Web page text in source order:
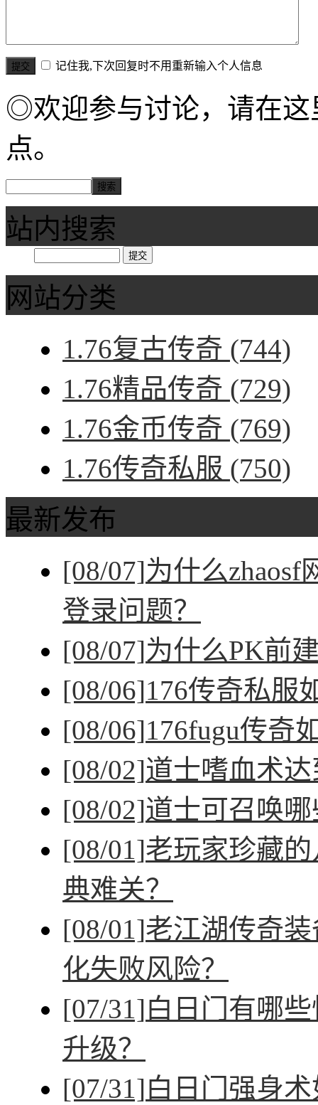
记住我,下次回复时不用重新输入个人信息
◎欢迎参与讨论，请在这
点。
站内搜索
网站分类
1.76复古传奇 (744)
1.76精品传奇 (729)
1.76金币传奇 (769)
1.76传奇私服 (750)
最新发布
[08/07]为什么
登录问题？
[08/07]为什么PK前
[08/06]176传奇私服
[08/06]176fugu传奇
[08/02]道士嗜血术
[08/02]道士可召唤
[08/01]老玩家珍藏
典难关？
[08/01]老江湖传奇
化失败风险？
[07/31]白日门有哪
升级？
[07/31]白日门强身